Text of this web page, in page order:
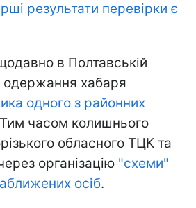
результати перевірки є
в Полтавській
одержання хабаря
одного з районних
часом колишнього
обласного ТЦК та
організацію "схеми"
осіб.